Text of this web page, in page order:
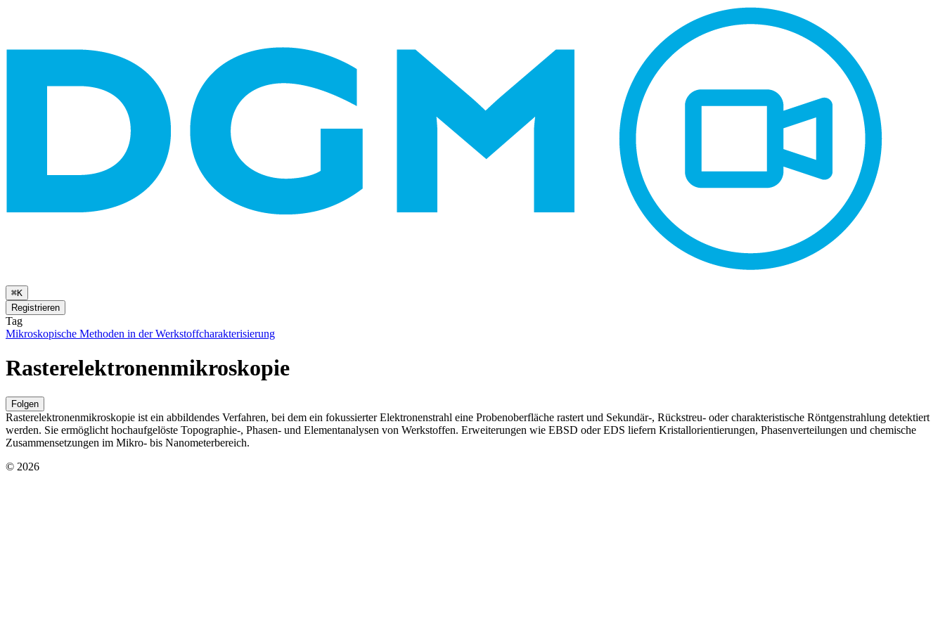
⌘K
Registrieren
Tag
Mikroskopische Methoden in der Werkstoffcharakterisierung
Rasterelektronenmikroskopie
Folgen
Rasterelektronenmikroskopie ist ein abbildendes Verfahren, bei dem ein fokussierter Elektronenstrahl eine Probenoberfläche rastert und Sekundär-, Rückstreu- oder charakteristische Röntgenstrahlung detektiert
werden. Sie ermöglicht hochaufgelöste Topographie-, Phasen- und Elementanalysen von Werkstoffen. Erweiterungen wie EBSD oder EDS liefern Kristallorientierungen, Phasenverteilungen und chemische
Zusammensetzungen im Mikro- bis Nanometerbereich.
© 2026